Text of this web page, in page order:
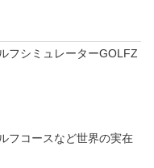
GOLF5で使える5,000円
フシミュレーターGOLFZ
フコースなど世界の実在